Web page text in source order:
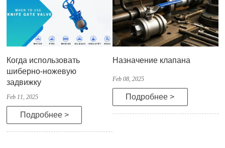
Когда использовать
шиберно-ножевую
задвижку
Feb 11, 2025
Подробнее >
Назначение клапана
Feb 08, 2025
Подробнее >